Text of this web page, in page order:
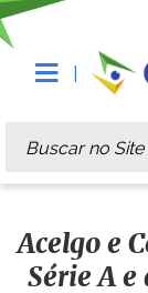
Busca
Busca
Acelgo e
Série A e